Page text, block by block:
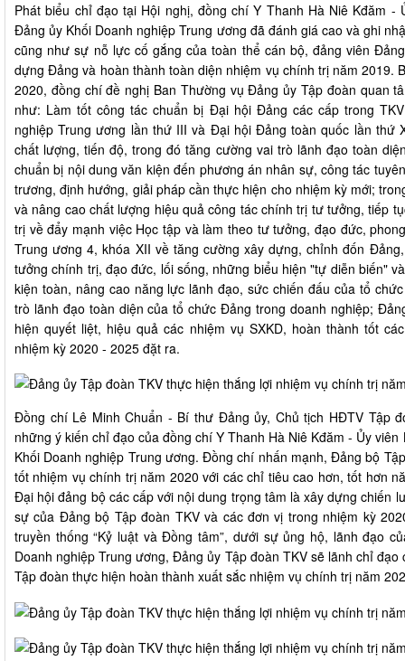
Phát biểu chỉ đạo tại Hội nghị, đồng chí Y Thanh Hà Niê Kđăm
Đảng ủy Khối Doanh nghiệp Trung ương đã đánh giá cao và ghi
cũng như sự nỗ lực cố gắng của toàn thể cán bộ, đảng viên
dựng Đảng và hoàn thành toàn diện nhiệm vụ chính trị năm 2019.
2020, đồng chí đề nghị Ban Thường vụ Đảng ủy Tập đoàn quan
như: Làm tốt công tác chuẩn bị Đại hội Đảng các cấp trong
nghiệp Trung ương lần thứ III và Đại hội Đảng toàn quốc lần thứ
chất lượng, tiến độ, trong đó tăng cường vai trò lãnh đạo toàn
chuẩn bị nội dung văn kiện đến phương án nhân sự, công tác
trương, định hướng, giải pháp cần thực hiện cho nhiệm kỳ mới;
và nâng cao chất lượng hiệu quả công tác chính trị tư tưởng, tiếp
trị về đẩy mạnh việc Học tập và làm theo tư tưởng, đạo đức,
Trung ương 4, khóa XII về tăng cường xây dựng, chỉnh đốn
tưởng chính trị, đạo đức, lối sống, những biểu hiện "tự diễn biến"
kiện toàn, nâng cao năng lực lãnh đạo, sức chiến đấu của tổ
trò lãnh đạo toàn diện của tổ chức Đảng trong doanh nghiệp;
hiện quyết liệt, hiệu quả các nhiệm vụ SXKD, hoàn thành tốt
nhiệm kỳ 2020 - 2025 đặt ra.
Đồng chí Lê Minh Chuẩn - Bí thư Đảng ủy, Chủ tịch HĐTV Tập
những ý kiến chỉ đạo của đồng chí Y Thanh Hà Niê Kđăm - Ủy
Khối Doanh nghiệp Trung ương. Đồng chí nhấn mạnh, Đảng bộ
tốt nhiệm vụ chính trị năm 2020 với các chỉ tiêu cao hơn, tốt hơn
Đại hội đảng bộ các cấp với nội dung trọng tâm là xây dựng chiến
sự của Đảng bộ Tập đoàn TKV và các đơn vị trong nhiệm kỳ
truyền thống “Kỷ luật và Đồng tâm”, dưới sự ủng hộ, lãnh đạo
Doanh nghiệp Trung ương, Đảng ủy Tập đoàn TKV sẽ lãnh chỉ
Tập đoàn thực hiện hoàn thành xuất sắc nhiệm vụ chính trị năm